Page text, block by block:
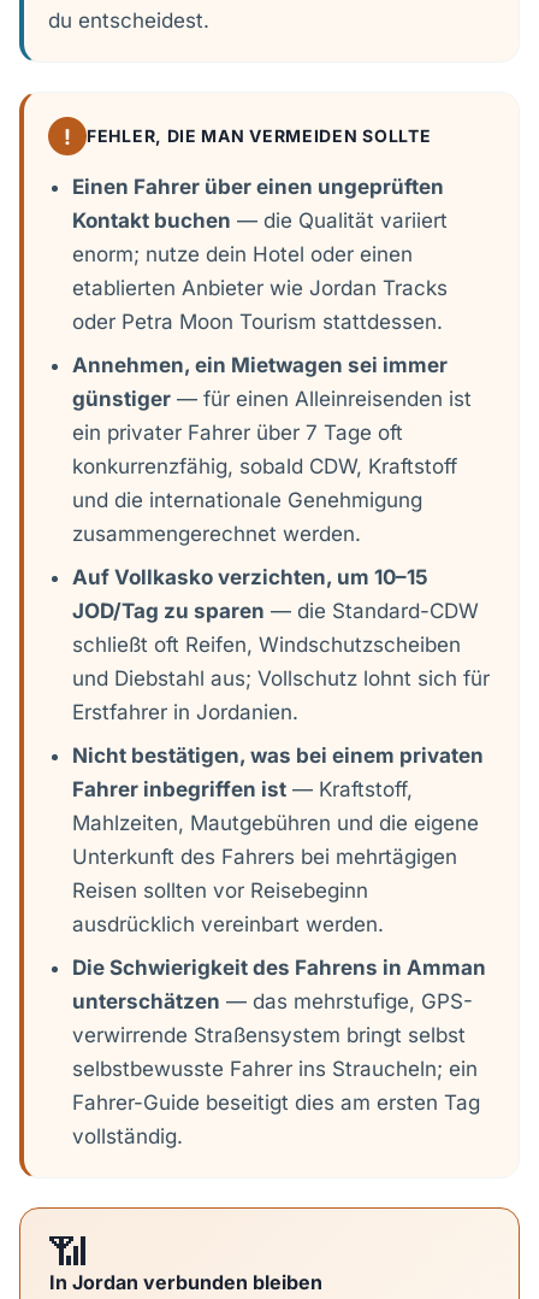
du entscheidest.
! FEHLER, DIE MAN VERMEIDEN SOLLTE
Einen Fahrer über einen ungeprüften
Kontakt buchen — die Qualität variiert
enorm; nutze dein Hotel oder einen
etablierten Anbieter wie Jordan Tracks
oder Petra Moon Tourism stattdessen.
Annehmen, ein Mietwagen sei immer
günstiger — für einen Alleinreisenden ist
ein privater Fahrer über 7 Tage oft
konkurrenzfähig, sobald CDW, Kraftstoff
und die internationale Genehmigung
zusammengerechnet werden.
Auf Vollkasko verzichten, um 10–15
JOD/Tag zu sparen — die Standard-CDW
schließt oft Reifen, Windschutzscheiben
und Diebstahl aus; Vollschutz lohnt sich für
Erstfahrer in Jordanien.
Nicht bestätigen, was bei einem privaten
Fahrer inbegriffen ist — Kraftstoff,
Mahlzeiten, Mautgebühren und die eigene
Unterkunft des Fahrers bei mehrtägigen
Reisen sollten vor Reisebeginn
ausdrücklich vereinbart werden.
Die Schwierigkeit des Fahrens in Amman
unterschätzen — das mehrstufige, GPS-
verwirrende Straßensystem bringt selbst
selbstbewusste Fahrer ins Straucheln; ein
Fahrer-Guide beseitigt dies am ersten Tag
vollständig.
📶
In Jordan verbunden bleiben